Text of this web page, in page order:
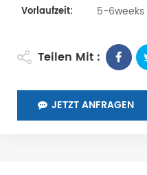
Vorlaufzeit: 5-6weeks
Teilen Mit :
JETZT ANFRAGEN